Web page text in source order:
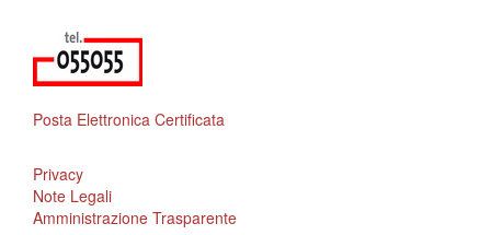
Posta Elettronica Certificata
Privacy
Note Legali
Amministrazione Trasparente